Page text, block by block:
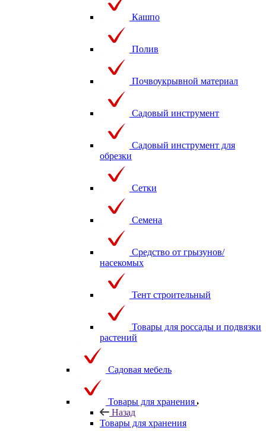
Кашпо
Полив
Почвоукрывной материал
Садовый инструмент
Садовый инструмент для
обрезки
Сетки
Семена
Средство от грызунов/
насекомых
Тент строительный
Товары для россады и подвязки
растений
Садовая мебель
Товары для хранения
Назад
Товары для хранения